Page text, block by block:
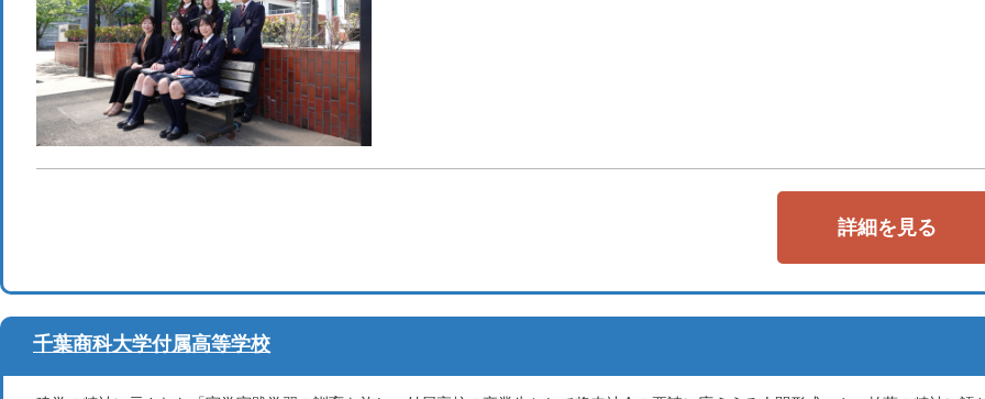
詳細を見る
千葉商科大学付属高等学校